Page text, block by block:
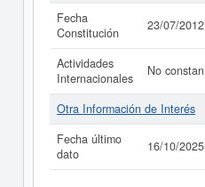
Fecha
Constitución
23/07/2012
Actividades
Internacionales
No constan
Otra Información de Interés
Fecha último
dato
16/10/2025